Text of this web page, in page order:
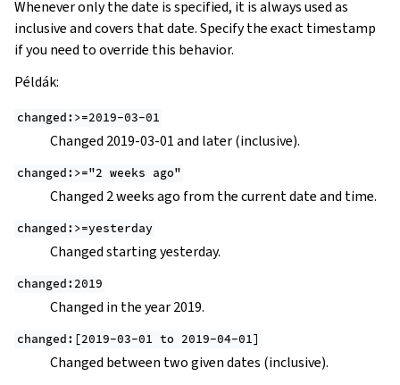
Whenever only the date is specified, it is always used as
inclusive and covers that date. Specify the exact timestamp
if you need to override this behavior.
Példák:
changed:>=2019-03-01
Changed 2019-03-01 and later (inclusive).
changed:>="2 weeks ago"
Changed 2 weeks ago from the current date and time.
changed:>=yesterday
Changed starting yesterday.
changed:2019
Changed in the year 2019.
changed:[2019-03-01 to 2019-04-01]
Changed between two given dates (inclusive).